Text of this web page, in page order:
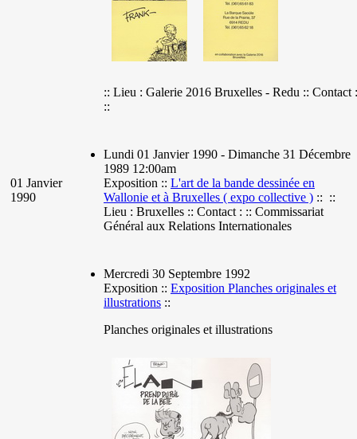
:: Lieu : Galerie 2016 Bruxelles - Redu :: Contact :
::
01 Janvier
1990
Lundi 01 Janvier 1990 - Dimanche 31 Décembre
1989 12:00am
Exposition :: L'art de la bande dessinée en
Wallonie et à Bruxelles ( expo collective ) :: ::
Lieu : Bruxelles :: Contact : :: Commissariat
Général aux Relations Internationales
Mercredi 30 Septembre 1992
Exposition :: Exposition Planches originales et
illustrations ::
Planches originales et illustrations